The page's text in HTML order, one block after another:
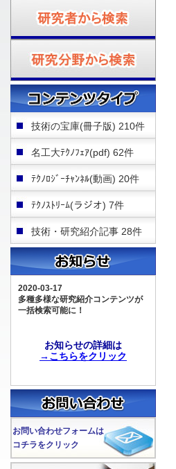
技術の宝庫(冊子版) 210件
名工大ﾃｸﾉﾌｪｱ(pdf) 62件
ﾃｸﾉﾛｼﾞｰﾁｬﾝﾈﾙ(動画) 20件
ﾃｸﾉｽﾄﾘｰﾑ(ラジオ) 7件
技術・研究紹介記事 28件
2020-03-17
多種多様な研究紹介コンテンツが
一括検索可能に！
お知らせの詳細は
→こちらをクリック
お問い合わせフォームは
コチラをクリック